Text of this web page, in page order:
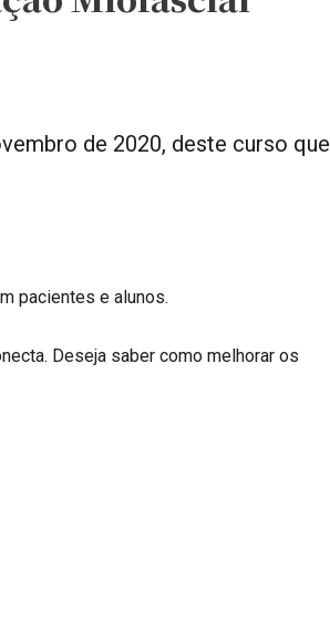
de 2020, deste curso que
pacientes e alunos.
Deseja saber como melhorar os